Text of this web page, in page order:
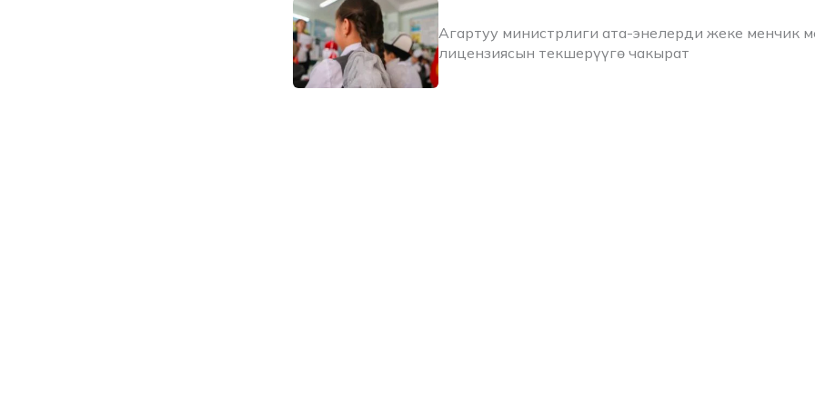
Агартуу министрлиги ата-энелерди жеке менчик
лицензиясын текшерүүгө чакырат